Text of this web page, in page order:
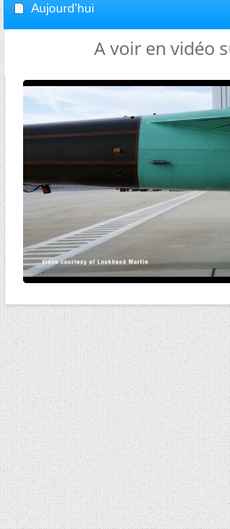
Aujourd'hui
A voir en vidéo